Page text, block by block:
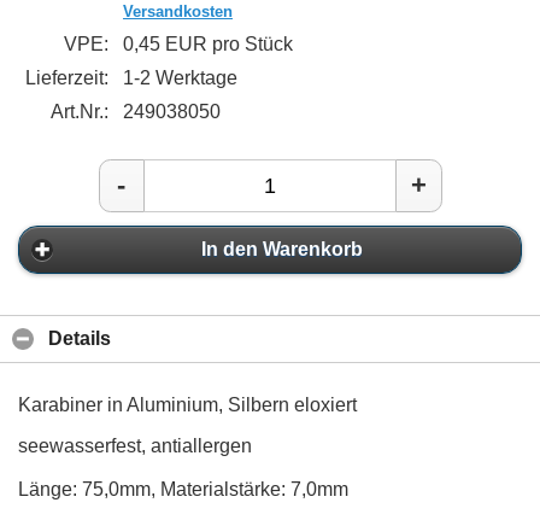
Versandkosten
VPE:
0,45 EUR pro Stück
Lieferzeit:
1-2 Werktage
Art.Nr.:
249038050
- +
In den Warenkorb
Details
Karabiner in Aluminium, Silbern eloxiert
seewasserfest, antiallergen
Länge: 75,0mm, Materialstärke: 7,0mm